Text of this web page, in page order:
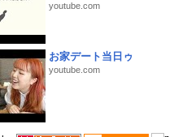
youtube.com
お家デート当日ゥ
youtube.com